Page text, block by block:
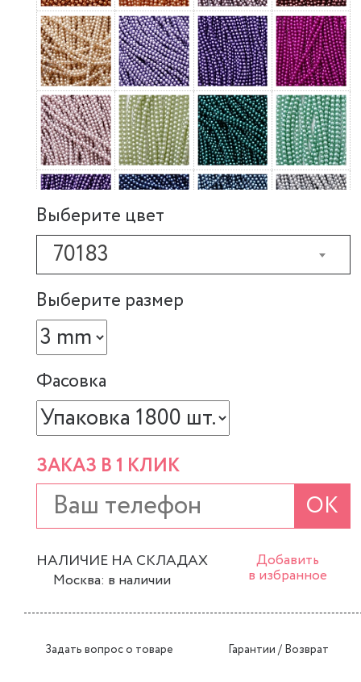
Выберите цвет
70183
Выберите размер
Фасовка
ЗАКАЗ В 1 КЛИК
ОК
НАЛИЧИЕ НА СКЛАДАХ
Москва: в наличии
Добавить
в избранное
Задать вопрос о товаре Гарантии / Возврат